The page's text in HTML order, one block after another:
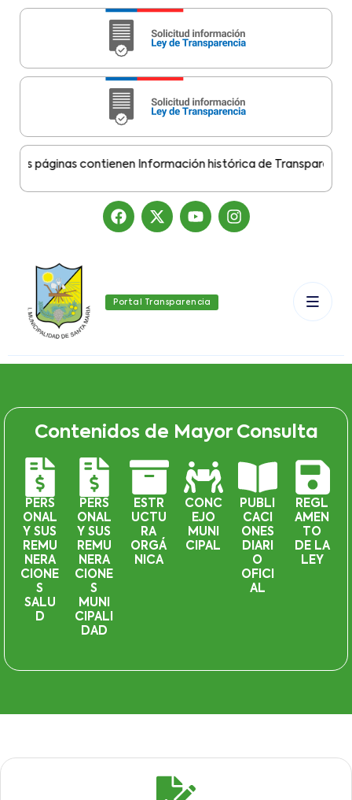
páginas contienen Información histórica de Transparencia
Portal Transparencia
Contenidos de Mayor Consulta
PERS
ONAL
Y SUS
REMU
NERA
CIONE
S
SALU
D
PERS
ONAL
Y SUS
REMU
NERA
CIONE
S
MUNI
CIPALI
DAD
ESTR
UCTU
RA
ORGÁ
NICA
CONC
EJO
MUNI
CIPAL
PUBLI
CACI
ONES
DIARI
O
OFICI
AL
REGL
AMEN
TO
DE LA
LEY